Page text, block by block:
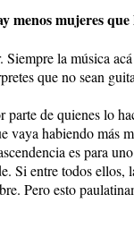
menos mujeres
Siempre la música
que no sean
parte de quienes lo
vaya habiendo más
es para
Si entre todos
Pero esto